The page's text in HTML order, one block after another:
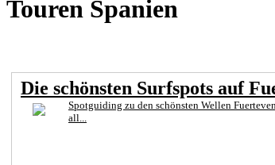
Touren Spanien
Die schönsten Surfspots auf
Spotguiding zu den schönsten Wellen
all...